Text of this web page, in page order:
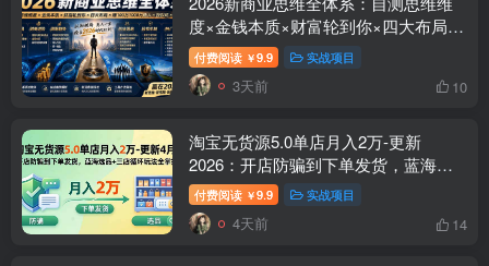
度×金钱本质×财富轮到你×四大布局×
赚100万1000万选人×股权坑×赛道
付费阅读 ￥9.9 实战项目
3天前 10
淘宝无货源5.0单店月入2万-更新
2026：开店防骗到下单发货，蓝海选
品+三店循环玩法全掌握
付费阅读 ￥9.9 实战项目
4天前 14